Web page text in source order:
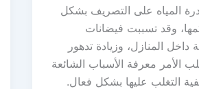
المياه على التصريف بشكل
وقد تسببت فيضانات
داخل المنازل، وزيادة تدهور
الأمر معرفة الأسباب الشائعة
التغلب عليها بشكل فعال.